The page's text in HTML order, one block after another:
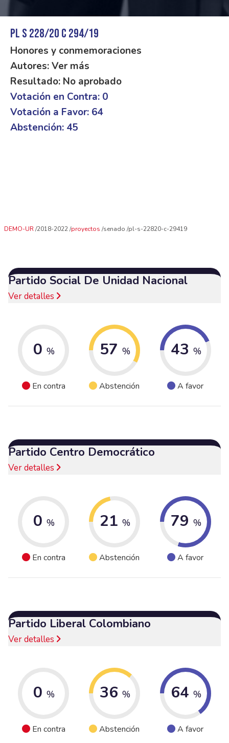
PL S 228/20 C 294/19
Honores y conmemoraciones
Autores: Ver más
Resultado: No aprobado
Votación en Contra: 0
Votación a Favor: 64
Abstención: 45
DEMO-UR 2018-2022 proyectos senado pl-s-22820-c-29419
Partido Social De Unidad Nacional
Ver detalles
0 %
En contra
57 %
Abstención
43 %
A favor
Partido Centro Democrático
Ver detalles
0 %
En contra
21 %
Abstención
79 %
A favor
Partido Liberal Colombiano
Ver detalles
0 %
En contra
36 %
Abstención
64 %
A favor